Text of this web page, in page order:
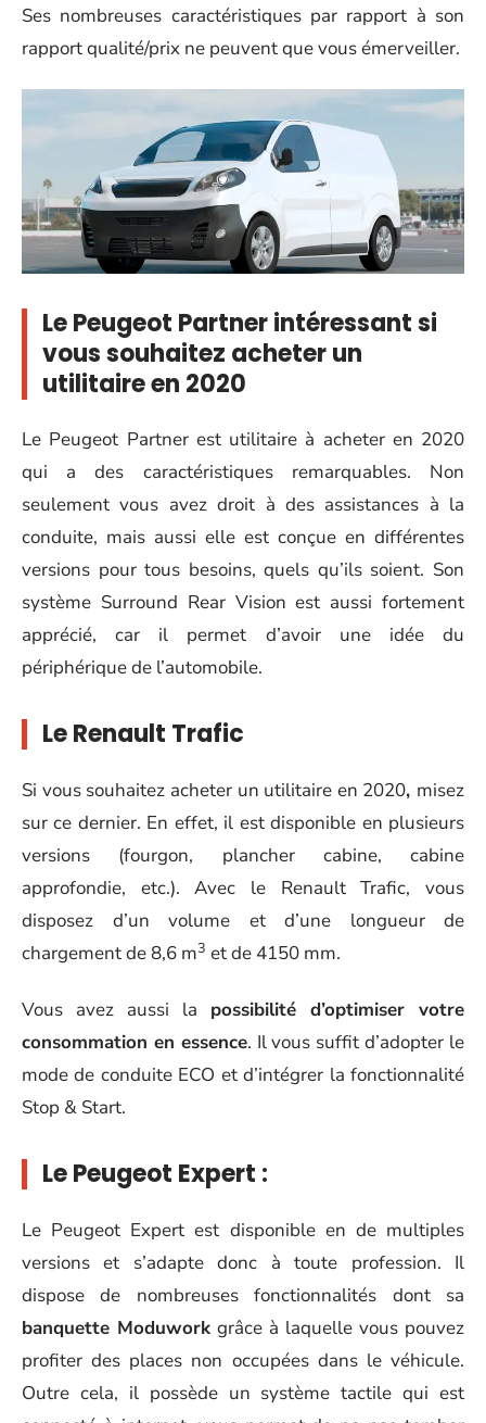
Ses nombreuses caractéristiques par rapport à son
rapport qualité/prix ne peuvent que vous émerveiller.
Le Peugeot Partner intéressant si
vous souhaitez acheter un
utilitaire en 2020
Le Peugeot Partner est utilitaire à acheter en 2020
qui a des caractéristiques remarquables. Non
seulement vous avez droit à des assistances à la
conduite, mais aussi elle est conçue en différentes
versions pour tous besoins, quels qu’ils soient. Son
système Surround Rear Vision est aussi fortement
apprécié, car il permet d’avoir une idée du
périphérique de l’automobile.
Le Renault Trafic
Si vous souhaitez acheter un utilitaire en 2020, misez
sur ce dernier. En effet, il est disponible en plusieurs
versions (fourgon, plancher cabine, cabine
approfondie, etc.). Avec le Renault Trafic, vous
disposez d’un volume et d’une longueur de
chargement de 8,6 m3 et de 4150 mm.
Vous avez aussi la possibilité d’optimiser votre
consommation en essence. Il vous suffit d’adopter le
mode de conduite ECO et d’intégrer la fonctionnalité
Stop & Start.
Le Peugeot Expert :
Le Peugeot Expert est disponible en de multiples
versions et s’adapte donc à toute profession. Il
dispose de nombreuses fonctionnalités dont sa
banquette Moduwork grâce à laquelle vous pouvez
profiter des places non occupées dans le véhicule.
Outre cela, il possède un système tactile qui est